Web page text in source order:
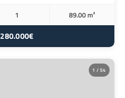
1 89.00 m²
280.000€
1 / 54